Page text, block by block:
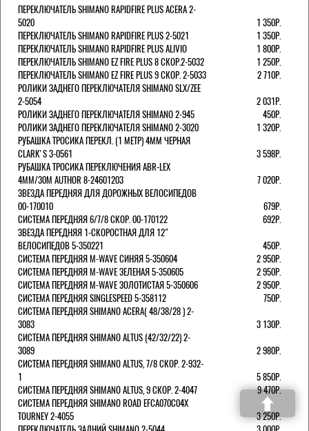
ПЕРЕКЛЮЧАТЕЛЬ SHIMANO RAPIDFIRE PLUS ACERA 2-
5020
1 350Р.
ПЕРЕКЛЮЧАТЕЛЬ SHIMANO RAPIDFIRE PLUS 2-5021
1 350Р.
ПЕРЕКЛЮЧАТЕЛЬ SHIMANO RAPIDFIRE PLUS ALIVIO
1 800Р.
ПЕРЕКЛЮЧАТЕЛЬ SHIMANO EZ FIRE PLUS 8 СКОР.2-5032
1 250Р.
ПЕРЕКЛЮЧАТЕЛЬ SHIMANO EZ FIRE PLUS 9 СКОР. 2-5033
2 710Р.
РОЛИКИ ЗАДНЕГО ПЕРЕКЛЮЧАТЕЛЯ SHIMANO SLX/ZEE
2-5054
2 031Р.
РОЛИКИ ЗАДНЕГО ПЕРЕКЛЮЧАТЕЛЯ SHIMANO 2-945
450Р.
РОЛИКИ ЗАДНЕГО ПЕРЕКЛЮЧАТЕЛЯ SHIMANO 2-3020
1 320Р.
РУБАШКА ТРОСИКА ПЕРЕКЛ. (1 МЕТР) 4ММ ЧЕРНАЯ
СLARK'S 3-0561
3 598Р.
РУБАШКА ТРОСИКА ПЕРЕКЛЮЧЕНИЯ ABR-LEX
4MM/30M AUTHOR 8-24601203
7 020Р.
ЗВЕЗДА ПЕРЕДНЯЯ ДЛЯ ДОРОЖНЫХ ВЕЛОСИПЕДОВ
00-170010
679Р.
СИСТЕМА ПЕРЕДНЯЯ 6/7/8 СКОР. 00-170122
692Р.
ЗВЕЗДА ПЕРЕДНЯЯ 1-СКОРОСТНАЯ ДЛЯ 12"
ВЕЛОСИПЕДОВ 5-350221
450Р.
СИСТЕМА ПЕРЕДНЯЯ M-WAVE СИНЯЯ 5-350604
2 950Р.
СИСТЕМА ПЕРЕДНЯЯ M-WAVE ЗЕЛЕНАЯ 5-350605
2 950Р.
СИСТЕМА ПЕРЕДНЯЯ M-WAVE ЗОЛОТИСТАЯ 5-350606
2 950Р.
СИСТЕМА ПЕРЕДНЯЯ SINGLESPEED 5-358112
750Р.
СИСТЕМА ПЕРЕДНЯЯ SHIMANO ACERA( 48/38/28 ) 2-
3083
3 130Р.
СИСТЕМА ПЕРЕДНЯЯ SHIMANO ALTUS (42/32/22) 2-
3089
2 980Р.
СИСТЕМА ПЕРЕДНЯЯ SHIMANO ALTUS, 7/8 СКОР. 2-932-
1
5 850Р.
СИСТЕМА ПЕРЕДНЯЯ SHIMANO ALTUS, 9 СКОР. 2-4047
9 470Р.
СИСТЕМА ПЕРЕДНЯЯ SHIMANO ROAD EFCA070C04X
TOURNEY 2-4055
3 250Р.